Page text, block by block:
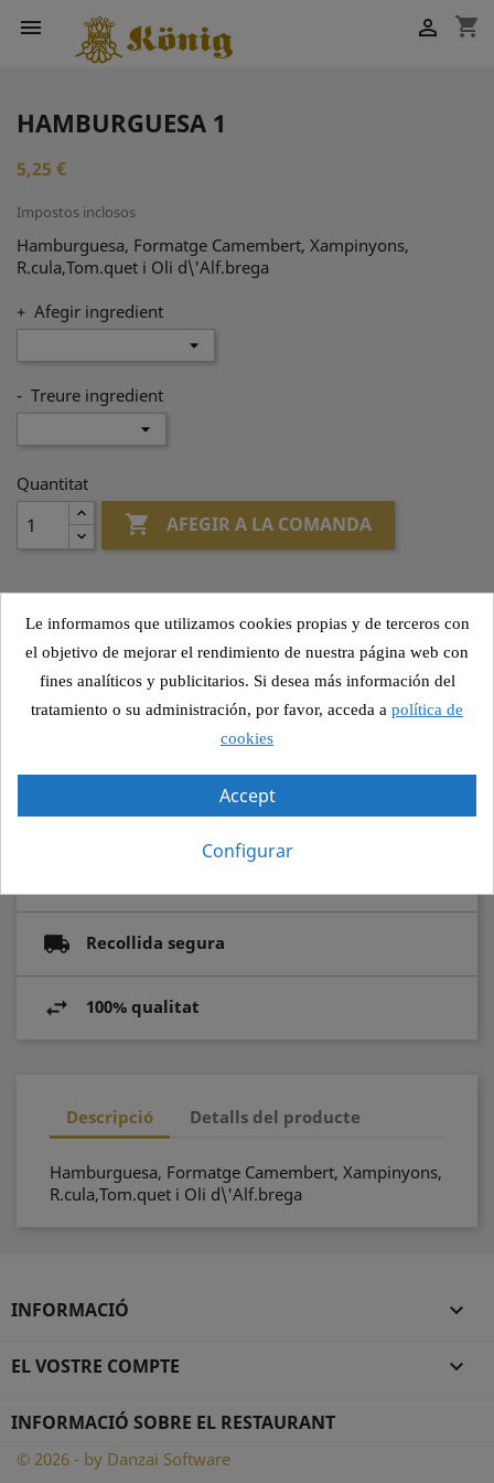
 shopping_cart

HAMBURGUESA 1
5,25 €
Impostos inclosos
Hamburguesa, Formatge Camembert, Xampinyons,
R.cula,Tom.quet i Oli d\'Alf.brega
+ Afegir ingredient
- Treure ingredient
Quantitat
 AFEGIR A LA COMANDA
Altres canvis
Recollida segura
100% qualitat
Descripció Detalls del producte
Hamburguesa, Formatge Camembert, Xampinyons,
R.cula,Tom.quet i Oli d\'Alf.brega
INFORMACIÓ 
EL VOSTRE COMPTE 
INFORMACIÓ SOBRE EL RESTAURANT
© 2026 - by Danzai Software
Le informamos que utilizamos cookies propias y de terceros con
el objetivo de mejorar el rendimiento de nuestra página web con
fines analíticos y publicitarios. Si desea más información del
tratamiento o su administración, por favor, acceda a política de
cookies
Accept
Configurar